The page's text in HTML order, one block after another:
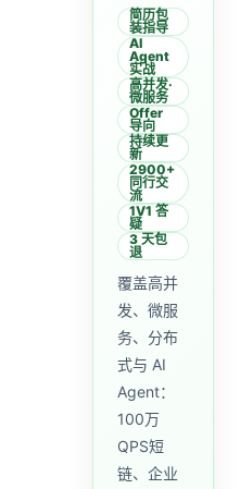
简历包
装指导
AI
Agent
实战
高并发·
微服务
Offer
导向
持续更
新
2900+
同行交
流
1V1 答
疑
3 天包
退
覆盖高并
发、微服
务、分布
式与 AI
Agent：
100万
QPS短
链、企业